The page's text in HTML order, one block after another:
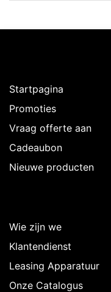
Startpagina
Promoties
Vraag offerte aan
Cadeaubon
Nieuwe producten
Wie zijn we
Klantendienst
Leasing Apparatuur
Onze Catalogus